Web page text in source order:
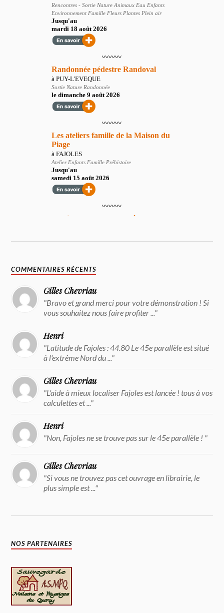
COMMENTAIRES RÉCENTS
Gilles Chevriau
"Bravo et grand merci pour votre démonstration ! Si
vous souhaitez nous faire profiter ..."
Henri
"Latitude de Fajoles : 44.80 Le 45e parallèle est situé
à l'extrême Nord du ..."
Gilles Chevriau
"L'aide à mieux localiser Fajoles est lancée ! tous à vos
calculettes et ..."
Henri
"Non, Fajoles ne se trouve pas sur le 45e parallèle ! "
Gilles Chevriau
"Si vous ne trouvez pas cet ouvrage en librairie, le
plus simple est ..."
NOS PARTENAIRES